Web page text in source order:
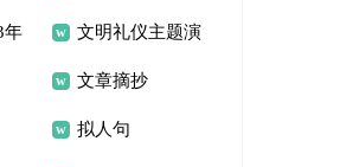
篇)
年 文明礼仪主题演
讲稿(15篇)
文章摘抄
拟人句